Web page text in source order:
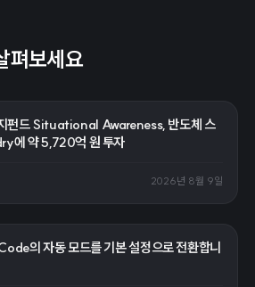
펴보세요
펀드 Situational Awareness, 반도체 스
에 약 5,720억 원 투자
2026년 8월 9일
의 자동 모드를 기본 설정으로 전환합니